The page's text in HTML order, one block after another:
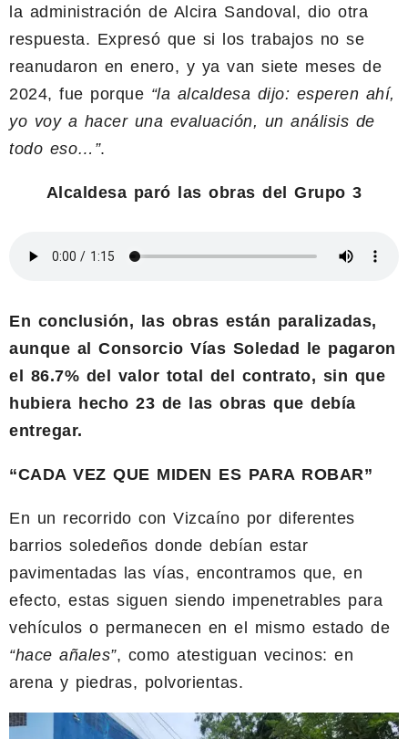
la administración de Alcira Sandoval, dio otra
respuesta. Expresó que si los trabajos no se
reanudaron en enero, y ya van siete meses de
2024, fue porque “la alcaldesa dijo: esperen ahí,
yo voy a hacer una evaluación, un análisis de
todo eso…”.
Alcaldesa paró las obras del Grupo 3
En conclusión, las obras están paralizadas,
aunque al Consorcio Vías Soledad le pagaron
el 86.7% del valor total del contrato, sin que
hubiera hecho 23 de las obras que debía
entregar.
“CADA VEZ QUE MIDEN ES PARA ROBAR”
En un recorrido con Vizcaíno por diferentes
barrios soledeños donde debían estar
pavimentadas las vías, encontramos que, en
efecto, estas siguen siendo impenetrables para
vehículos o permanecen en el mismo estado de
“hace añales”, como atestiguan vecinos: en
arena y piedras, polvorientas.